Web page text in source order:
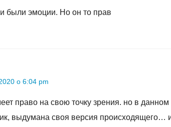
были эмоции. Но он то прав
о 6:04 pm
право на свою точку зрения. но в
выдумана своя версия происходящего…